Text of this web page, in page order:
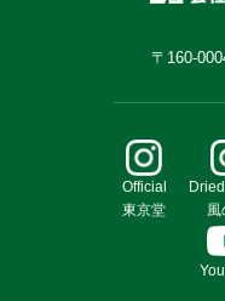
〒160-
Official
東京堂
風